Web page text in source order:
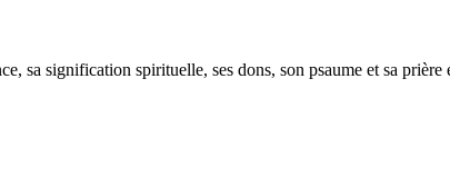
sa signification spirituelle, ses dons, son psaume et sa